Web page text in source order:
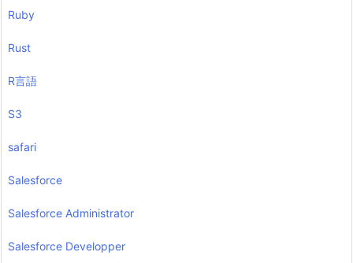
Ruby
Rust
R言語
S3
safari
Salesforce
Salesforce Administrator
Salesforce Developper